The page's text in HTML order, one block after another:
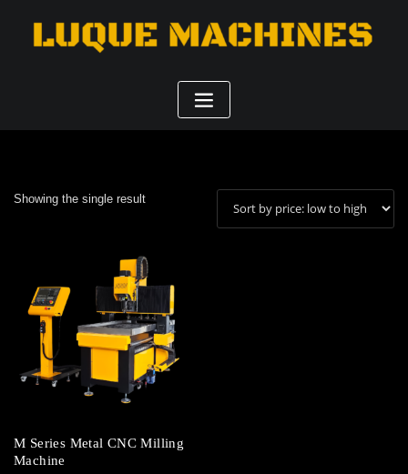
Showing the single result
M Series Metal CNC Milling
Machine